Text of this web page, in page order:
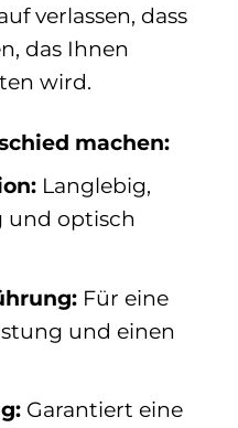
verlassen, dass
das Ihnen
wird.
machen:
Langlebig,
und optisch
Für eine
und einen
Garantiert eine